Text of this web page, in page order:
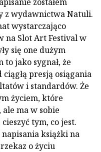
z wydawnictwa Natuli.
wystarczająco
na Slot Art Festival w
się one dużym
to jako sygnał, że
presją osiągania
i standardów. Że
życiem, które
ma w sobie
tym, co jest.
książki na
o życiu